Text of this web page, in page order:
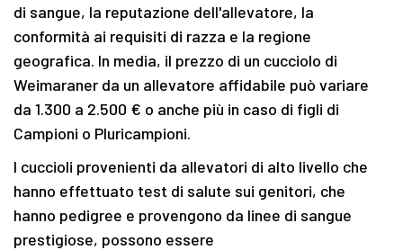
di sangue, la reputazione dell'allevatore, la
conformità ai requisiti di razza e la regione
geografica. In media, il prezzo di un cucciolo di
Weimaraner da un allevatore affidabile può variare
da 1.300 a 2.500 € o anche più in caso di figli di
Campioni o Pluricampioni.
I cuccioli provenienti da allevatori di alto livello che
hanno effettuato test di salute sui genitori, che
hanno pedigree e provengono da linee di sangue
prestigiose, possono essere